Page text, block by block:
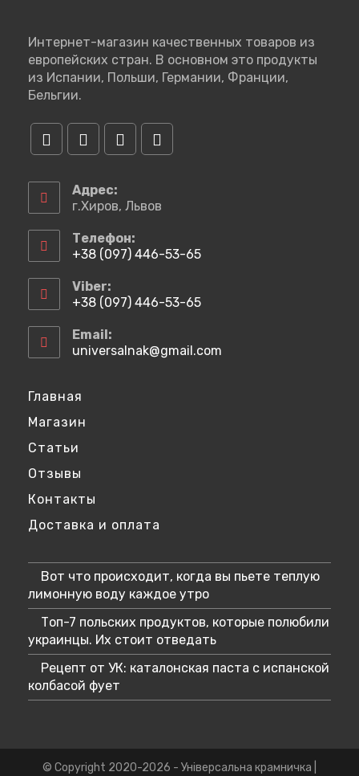
Интернет-магазин качественных товаров из
европейских стран. В основном это продукты
из Испании, Польши, Германии, Франции,
Бельгии.
новой
вкладке
новой
вкладке
новой
вкладкевкладке
Адрес:
г.Хиров, Львов
Телефон:
+38 (097) 446-53-65
в
вашем
Viber:
+38 (097) 446-53-65
в
вашем
Email:
universalnak@gmail.com
Главная
Магазин
Статьи
Отзывы
Контакты
Доставка и оплата
Вот что происходит, когда вы пьете теплую
лимонную воду каждое утро
Топ-7 польских продуктов, которые полюбили
украинцы. Их стоит отведать
Рецепт от УК: каталонская паста с испанской
колбасой фует
© Copyright 2020-2026 - Універсальна крамничка |